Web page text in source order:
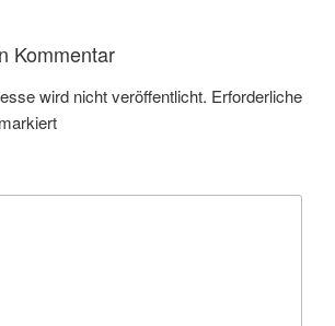
Kommentar
wird nicht veröffentlicht. Erforderliche
markiert